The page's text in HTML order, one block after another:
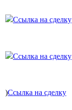
Ссылка на сделку
Ссылка на сделку
)Ссылка на сделку